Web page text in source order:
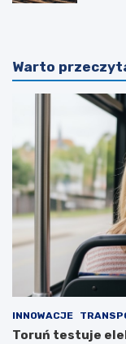
Warto
INNOWACJE
Toruń testuje